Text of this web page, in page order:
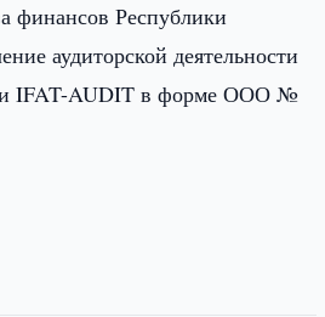
финансов Республики
аудиторской деятельности
IFAT-AUDIT в форме ООО №